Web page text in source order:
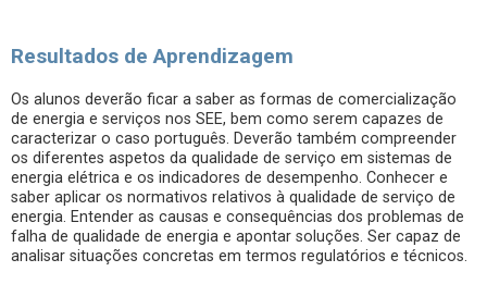
Resultados de Aprendizagem
Os alunos deverão ficar a saber as formas de comercialização
de energia e serviços nos SEE, bem como serem capazes de
caracterizar o caso português. Deverão também compreender
os diferentes aspetos da qualidade de serviço em sistemas de
energia elétrica e os indicadores de desempenho. Conhecer e
saber aplicar os normativos relativos à qualidade de serviço de
energia. Entender as causas e consequências dos problemas de
falha de qualidade de energia e apontar soluções. Ser capaz de
analisar situações concretas em termos regulatórios e técnicos.